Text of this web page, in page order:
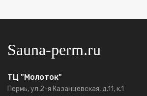
Sauna-perm.ru
ТЦ "Молоток"
Пермь, ул.2-я Казанцевская, д.11, к.1